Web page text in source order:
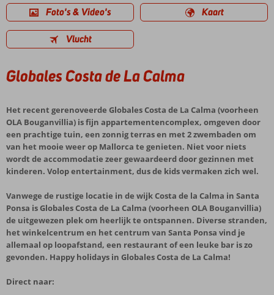
Foto's & Video's Kaart
Vlucht
Globales Costa de La Calma
Het recent gerenoveerde Globales Costa de La Calma (voorheen
OLA Bouganvillia) is fijn appartementencomplex, omgeven door
een prachtige tuin, een zonnig terras en met 2 zwembaden om
van het mooie weer op Mallorca te genieten. Niet voor niets
wordt de accommodatie zeer gewaardeerd door gezinnen met
kinderen. Volop entertainment, dus de kids vermaken zich wel.
Vanwege de rustige locatie in de wijk Costa de la Calma in Santa
Ponsa is Globales Costa de La Calma (voorheen OLA Bouganvillia)
de uitgewezen plek om heerlijk te ontspannen. Diverse stranden,
het winkelcentrum en het centrum van Santa Ponsa vind je
allemaal op loopafstand, een restaurant of een leuke bar is zo
gevonden. Happy holidays in Globales Costa de La Calma!
Direct naar: